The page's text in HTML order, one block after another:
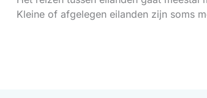
Kleine of afgelegen eilanden zijn soms